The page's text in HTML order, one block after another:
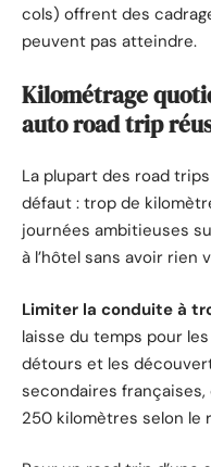
cols) offrent des
peuvent pas atteindre.
Kilométrage
auto road trip
La plupart des road
défaut : trop de
journées ambitieuses
à l’hôtel sans avoir rien
Limiter la conduite à
laisse du temps pour
détours et les
secondaires
250 kilomètres selon le